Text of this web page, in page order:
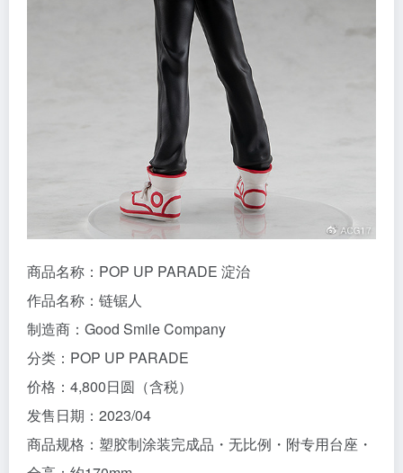
商品名称：POP UP PARADE 淀治
作品名称：链锯人
制造商：Good Smile Company
分类：POP UP PARADE
价格：4,800日圆（含税）
发售日期：2023/04
商品规格：塑胶制涂装完成品・无比例・附专用台座・